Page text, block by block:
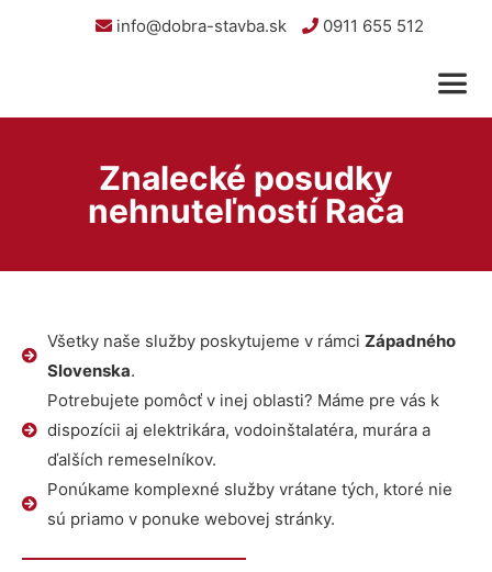
info@dobra-stavba.sk 0911 655 512
Znalecké posudky
nehnuteľností Rača
Všetky naše služby poskytujeme v rámci Západného
Slovenska.
Potrebujete pomôcť v inej oblasti? Máme pre vás k
dispozícii aj elektrikára, vodoinštalatéra, murára a
ďalších remeselníkov.
Ponúkame komplexné služby vrátane tých, ktoré nie
sú priamo v ponuke webovej stránky.